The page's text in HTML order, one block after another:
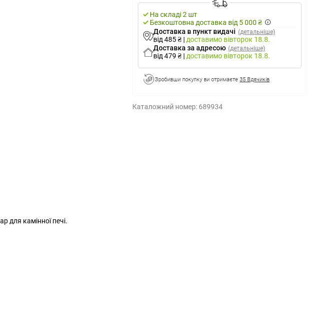
На складі 2 шт
Безкоштовна доставка від 5 000 ₴
Доставка в пункт видачі (детальніше)
від 485 ₴ | доставимо вівторок 18.8.
Доставка за адресою (детальніше)
від 479 ₴ | доставимо вівторок 18.8.
Зробивши покупку ви отримаєте 35 Вдячиків
Каталожний номер: 689934
для камінної печі.